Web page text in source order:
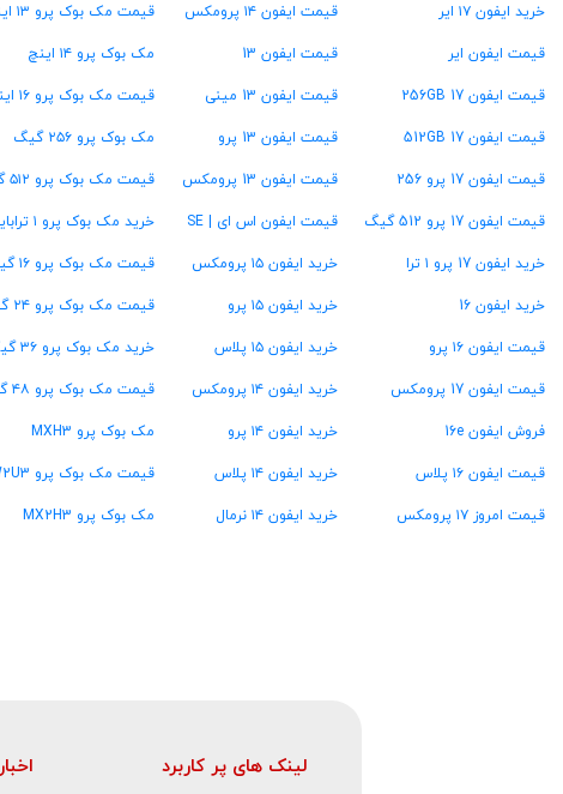
خرید ایفون ۱۷ ایر
قیمت ایفون ایر
قیمت ایفون 17 256GB
قیمت ایفون 17 512GB
قیمت ایفون 17 پرو 256
قیمت ایفون 17 پرو 512 گیگ
خرید ایفون 17 پرو ۱ ترا
خرید ایفون 16
قیمت ایفون ۱۶ پرو
قیمت ایفون 17 پرومکس
فروش ایفون 16e
قیمت ایفون ۱۶ پلاس
قیمت امروز ۱۷ پرومکس
قیمت ایفون ۱۴ پرومکس
قیمت ایفون 13
قیمت ایفون 13 مینی
قیمت ایفون 13 پرو
قیمت ایفون 13 پرومکس
قیمت ایفون اس ای | SE
خرید ایفون ۱۵ پرومکس
خرید ایفون ۱۵ پرو
خرید ایفون ۱۵ پلاس
خرید ایفون ۱۴ پرومکس
خرید ایفون ۱۴ پرو
خرید ایفون ۱۴ پلاس
خرید ایفون ۱۴ نرمال
قیمت مک بوک پرو ۱۳ اینچ
مک بوک پرو ۱۴ اینچ
قیمت مک بوک پرو ۱۶ اینچ
مک بوک پرو ۲۵۶ گیگ
قیمت مک بوک پرو ۵۱۲ گیگ
خرید مک بوک پرو ۱ ترابایت
قیمت مک بوک پرو ۱۶ گیگ رام
قیمت مک بوک پرو ۲۴ گیگ رام
خرید مک بوک پرو ۳۶ گیگ رام
قیمت مک بوک پرو ۴۸ گیگ رام
مک بوک پرو MXH3
قیمت مک بوک پرو MW2U3
مک بوک پرو MX2H3
لینک های پر کاربرد اخبار